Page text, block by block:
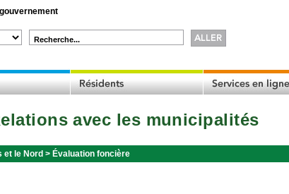
Recherche...
avec les municipalités
et le Nord > Évaluation foncière